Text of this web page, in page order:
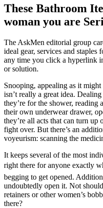
These Bathroom
woman you are
The AskMen editorial group
ideal gear, services and
any time you click a hyperlink
or solution.
Snooping, appealing as it
isn’t really a great idea.
they’re for the shower, reading
their own underwear drawer,
they’re all acts that can turn up
fight over. But there’s an
voyeurism: scanning the
It keeps several of the most
right there for anyone exactly
begging to get opened.
undoubtedly open it. Not
retainers or other women’s
there?